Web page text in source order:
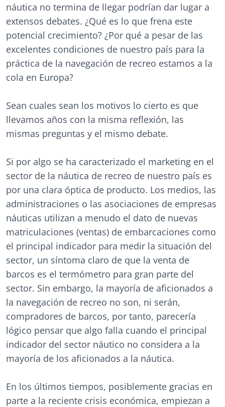
náutica no termina de llegar podrían dar lugar a
extensos debates. ¿Qué es lo que frena este
potencial crecimiento? ¿Por qué a pesar de las
excelentes condiciones de nuestro país para la
práctica de la navegación de recreo estamos a la
cola en Europa?
Sean cuales sean los motivos lo cierto es que
llevamos años con la misma reflexión, las
mismas preguntas y el mismo debate.
Si por algo se ha caracterizado el marketing en el
sector de la náutica de recreo de nuestro país es
por una clara óptica de producto. Los medios, las
administraciones o las asociaciones de empresas
náuticas utilizan a menudo el dato de nuevas
matriculaciones (ventas) de embarcaciones como
el principal indicador para medir la situación del
sector, un síntoma claro de que la venta de
barcos es el termómetro para gran parte del
sector. Sin embargo, la mayoría de aficionados a
la navegación de recreo no son, ni serán,
compradores de barcos, por tanto, parecería
lógico pensar que algo falla cuando el principal
indicador del sector náutico no considera a la
mayoría de los aficionados a la náutica.
En los últimos tiempos, posiblemente gracias en
parte a la reciente crisis económica, empiezan a